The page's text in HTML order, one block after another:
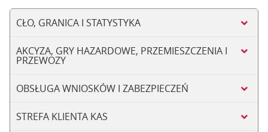
CŁO, GRANICA I STATYSTYKA
AKCYZA, GRY HAZARDOWE, PRZEMIESZCZENIA I
PRZEWOZY
OBSŁUGA WNIOSKÓW I ZABEZPIECZEŃ
STREFA KLIENTA KAS